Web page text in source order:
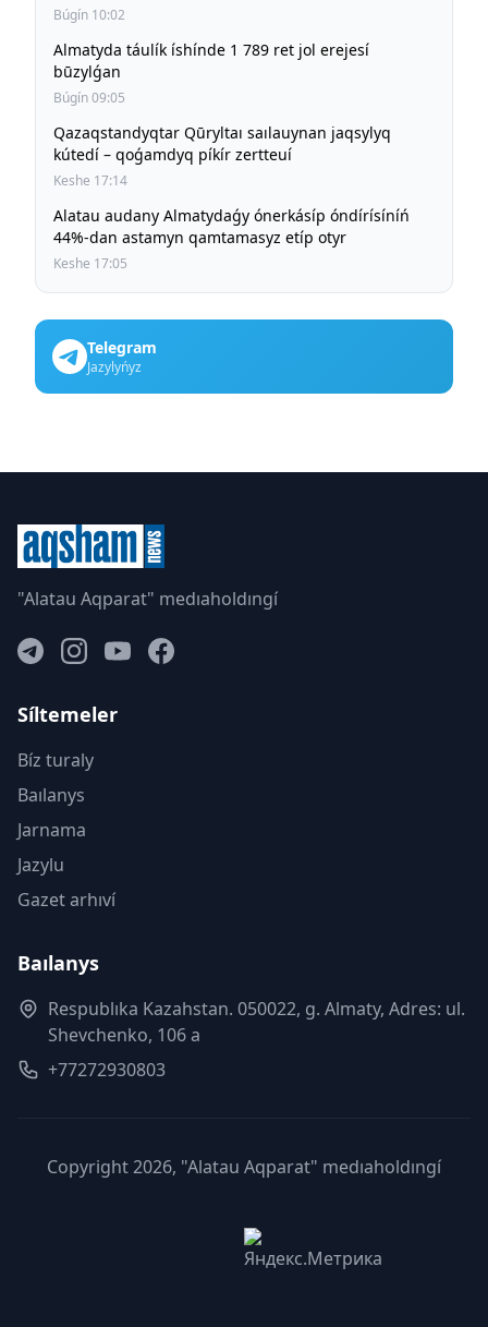
Búgín 10:02
Almatyda táulík íshínde 1 789 ret jol erejesí
būzylǵan
Búgín 09:05
Qazaqstandyqtar Qūryltaı saılauynan jaqsylyq
kútedí – qoǵamdyq píkír zertteuí
Keshe 17:14
Alatau audany Almatydaǵy ónerkásíp óndírísíníń
44%-dan astamyn qamtamasyz etíp otyr
Keshe 17:05
Telegram
Jazylyńyz
"Alatau Aqparat" medıaholdıngí
Síltemeler
Bíz turaly
Baılanys
Jarnama
Jazylu
Gazet arhıví
Baılanys
Respublıka Kazahstan. 050022, g. Almaty, Adres: ul.
Shevchenko, 106 a
+77272930803
Copyright 2026, "Alatau Aqparat" medıaholdıngí